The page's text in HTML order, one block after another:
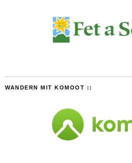
WANDERN MIT KOMOOT ::